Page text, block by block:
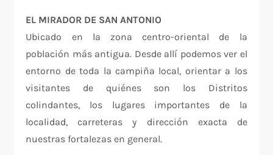
EL MIRADOR DE SAN ANTONIO
Ubicado en la zona centro-oriental de la
población más antigua. Desde allí podemos ver el
entorno de toda la campiña local, orientar a los
visitantes de quiénes son los Distritos
colindantes, los lugares importantes de la
localidad, carreteras y dirección exacta de
nuestras fortalezas en general.